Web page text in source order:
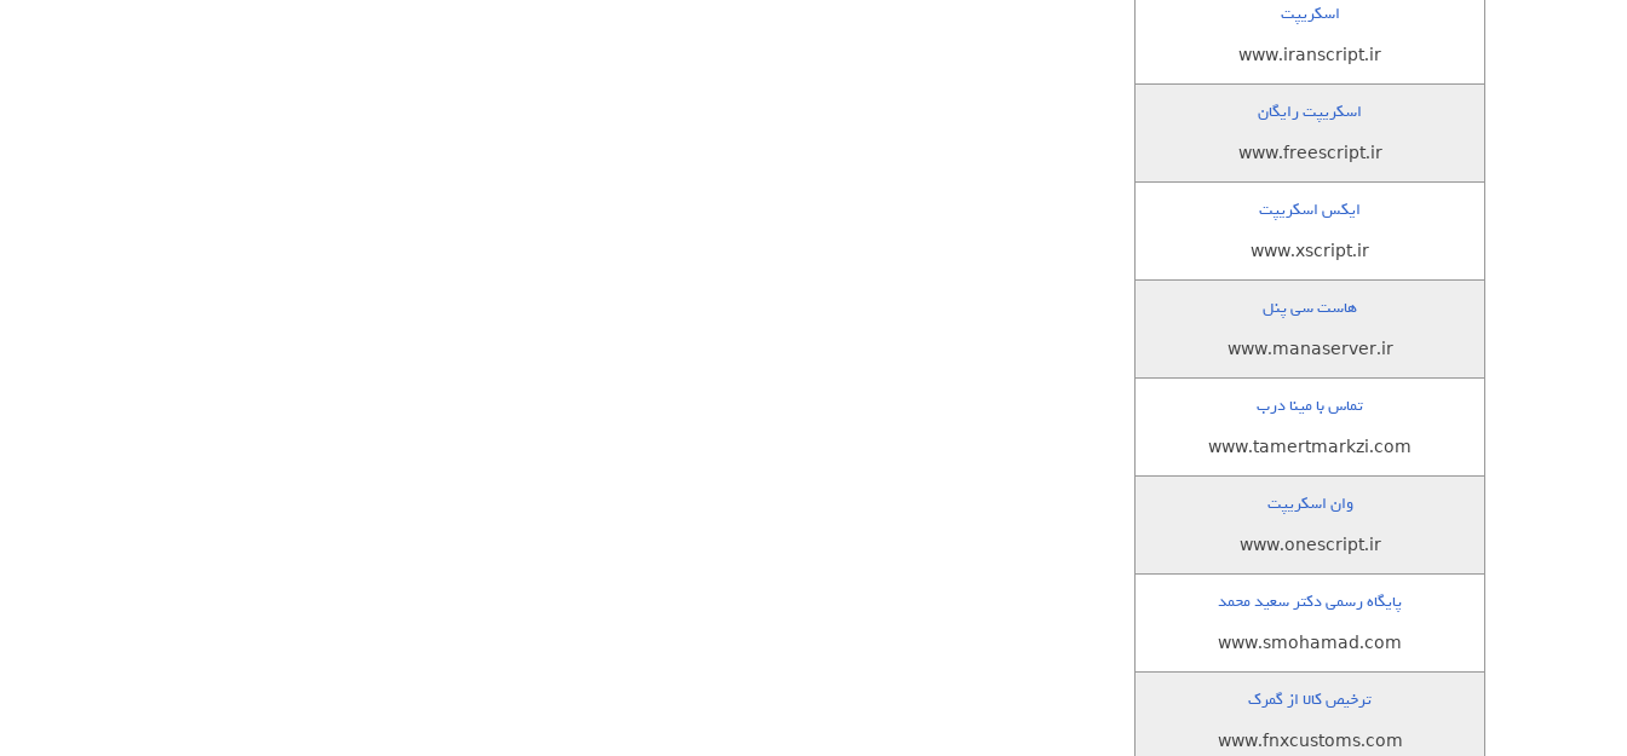
اسکریپت
www.iranscript.ir
اسکریپت رایگان
www.freescript.ir
ایکس اسکریپت
www.xscript.ir
هاست سی پنل
www.manaserver.ir
تماس با مینا درب
www.tamertmarkzi.com
وان اسکریپت
www.onescript.ir
پایگاه رسمی دکتر سعید محمد
www.smohamad.com
ترخیص کالا از گمرک
www.fnxcustoms.com